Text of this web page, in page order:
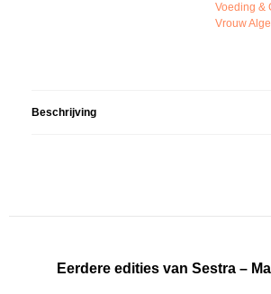
Voeding &
Vrouw
Beschrijving
Eerdere edities van Sestra –